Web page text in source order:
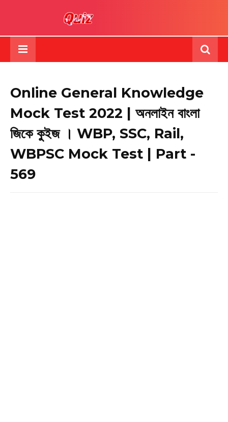
Online General Knowledge
Mock Test 2022 | অনলাইন বাংলা
জিকে কুইজ । WBP, SSC, Rail,
WBPSC Mock Test | Part -
569